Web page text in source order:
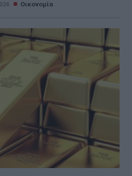
Οικονομία